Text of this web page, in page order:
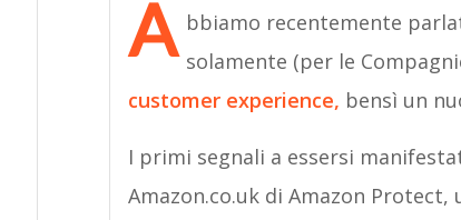
A bbiamo recentemente
solamente (per le
customer experience, bensì un
I primi segnali a essersi
Amazon.co.uk di Amazon